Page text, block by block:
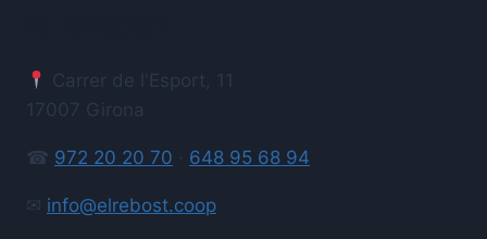
Carrer de l'Esport, 11
17007 Girona
☎ 972 20 20 70 · 648 95 68 94
✉ info@elrebost.coop